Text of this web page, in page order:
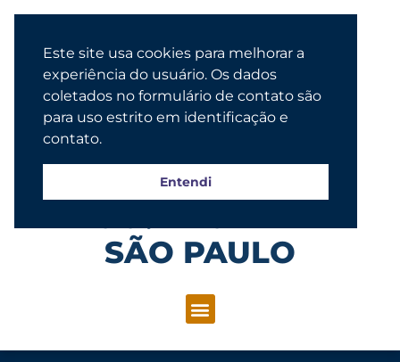
SÃO PAULO
Este site usa cookies para melhorar a
experiência do usuário. Os dados
coletados no formulário de contato são
para uso estrito em identificação e
contato.
Entendi